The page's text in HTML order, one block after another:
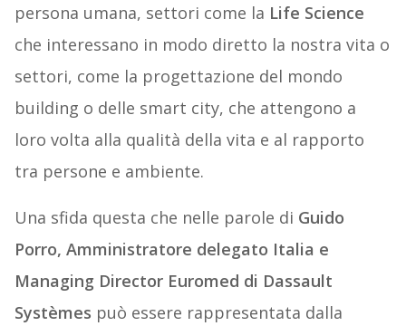
persona umana, settori come la Life Science
che interessano in modo diretto la nostra vita o
settori, come la progettazione del mondo
building o delle smart city, che attengono a
loro volta alla qualità della vita e al rapporto
tra persone e ambiente.
Una sfida questa che nelle parole di Guido
Porro, Amministratore delegato Italia e
Managing Director Euromed di Dassault
Systèmes può essere rappresentata dalla